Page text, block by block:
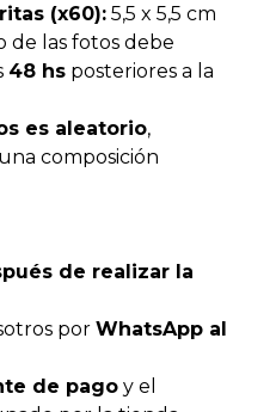
(x60):5,5 x 5,5 cm
de las fotos debe
48 hsposteriores a la
es aleatorio,
composición
de realizar la
por WhatsApp al
de pagoy el